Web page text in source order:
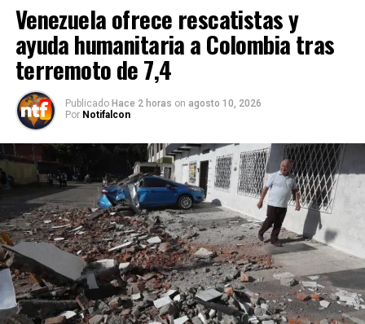
Venezuela ofrece rescatistas y
ayuda humanitaria a Colombia tras
terremoto de 7,4
Publicado Hace 2 horas on agosto 10, 2026
Por Notifalcon